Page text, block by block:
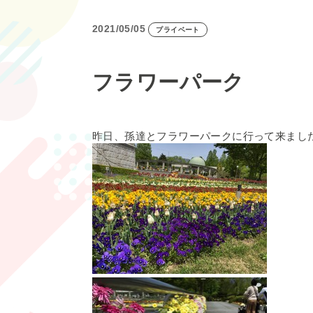
2021/05/05 プライベート
フラワーパーク
昨日、孫達とフラワーパークに行って来まし